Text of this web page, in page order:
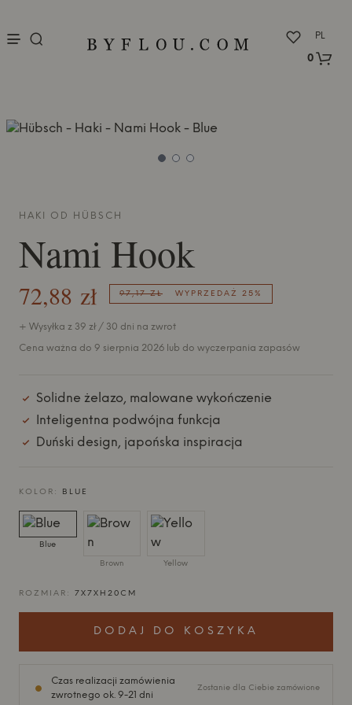
PL
0
HAKI OD HÜBSCH
Nami Hook
72,88 zł 97,17 ZŁ WYPRZEDAŻ 25%
+ Wysyłka z 39 zł / 30 dni na zwrot
Cena ważna do 9 sierpnia 2026 lub do wyczerpania zapasów
Solidne żelazo, malowane wykończenie
Inteligentna podwójna funkcja
Duński design, japońska inspiracja
KOLOR: BLUE
Blue
Brown Yellow
ROZMIAR: 7X7XH20CM
DODAJ DO KOSZYKA
Czas realizacji zamówienia
zwrotnego ok. 9-21 dni
Zostanie dla Ciebie zamówione